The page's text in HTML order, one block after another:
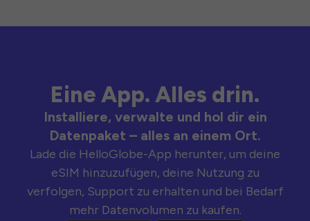
Eine App. Alles drin.
Installiere, verwalte und hol dir ein
Datenpaket – alles an einem Ort.
Lade die HelloGlobe-App herunter, um deine
eSIM hinzuzufügen, deine Nutzung zu
verfolgen, Support zu erhalten und bei Bedarf
mehr Datenvolumen zu kaufen.